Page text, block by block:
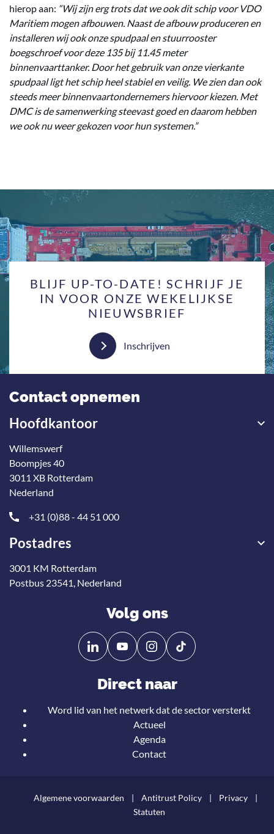
hierop aan: “Wij zijn erg trots dat we ook dit schip voor VDO
Maritiem mogen afbouwen. Naast de afbouw produceren en
installeren wij ook onze spudpaal en stuurrooster
boegschroef voor deze 135 bij 11.45 meter
binnenvaarttanker. Door het gebruik van onze vierkante
spudpaal ligt het schip heel stabiel en veilig. We zien dan ook
steeds meer binnenvaartondernemers hiervoor kiezen. Met
DMC is de samenwerking steevast goed en daarom hebben
we ook nu weer gekozen voor hun systemen.”
BLIJF UP-TO-DATE! SCHRIJF JE
IN VOOR ONZE WEKELIJKSE
NIEUWSBRIEF
Inschrijven
Contact opnemen
Hoofdkantoor
Willemswerf
Boompjes 40
3011 XB Rotterdam
Nederland
+31 (0)88 - 44 51 000
Postadres
3001 KM Rotterdam
Postbus 23541, Nederland
Volg ons
Volg
ons
Linkedin
Volg
ons
YouTube
Direct naar
Word lid van het netwerk dat de sector versterkt
Actueel
Agenda
Contact
Algemene voorwaarden Antitrust Policy
Privacy
Statuten